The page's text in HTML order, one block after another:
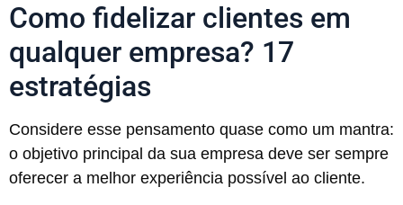
Como fidelizar clientes em
qualquer empresa? 17
estratégias
Considere esse pensamento quase como um mantra:
o objetivo principal da sua empresa deve ser sempre
oferecer a melhor experiência possível ao cliente.